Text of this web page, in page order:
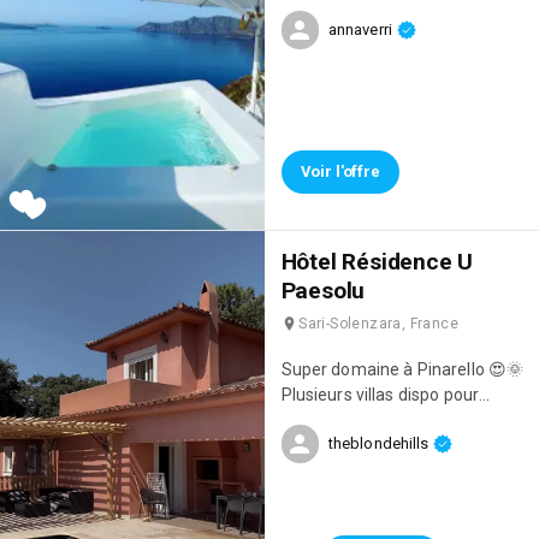
couper le souffle, des petits
annaverri
Voir l'offre
Hôtel Résidence U
Paesolu
Sari-Solenzara, France
Super domaine à Pinarello 😍🌞
Plusieurs villas dispo pour
theblondehills